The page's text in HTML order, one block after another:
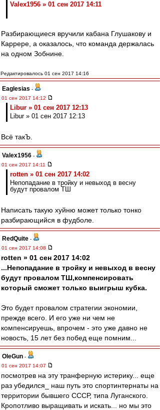
Valex1956 » 01 сен 2017 14:11
Разбирающиеся вручили кабана Глушакову и
Каррере, а оказалось, что команда держалась
на одном Зобнине.
Редактировалось 01 сен 2017 14:16
Eaglesias -
01 сен 2017 14:12
Libur » 01 сен 2017 12:13
Libur » 01 сен 2017 12:13
Всё такЪ.
Valex1956 -
01 сен 2017 14:11
rotten » 01 сен 2017 14:02
Непопадание в тройку и невыход в весну
будут провалом ТШ
Написать такую хуйню может только тонко
разбирающийся в фудболе.
RedQuite -
01 сен 2017 14:08
rotten » 01 сен 2017 14:02
...Непопадание в тройку и невыход в весну
будут провалом ТШ,компенсировать
который сможет только выигрыш кубка.
Это будет провалом стратегии экономии,
прежде всего. И его уже ни чем не
компенсируешь, впрочем - это уже давно не
новость, 15 лет без побед еще помним...
OleGun -
01 сен 2017 14:07
посмотрев на эту транферную истерику... еще
раз убедился_ наш путь это спортинтернаты на
территории бывшего СССР, типа Луганского.
Кропотливо выращивать и искать... но мы это